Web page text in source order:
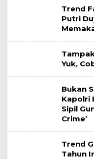
Trend
Putri
Yuk,
Bukan
Kapolri
Sipil
Crime’
Trend
Tahun